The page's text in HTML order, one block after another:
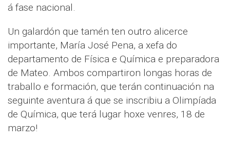
á fase nacional.
Un galardón que tamén ten outro alicerce
importante, María José Pena, a xefa do
departamento de Física e Química e preparadora
de Mateo. Ambos compartiron longas horas de
traballo e formación, que terán continuación na
seguinte aventura á que se inscribiu a Olimpíada
de Química, que terá lugar hoxe venres, 18 de
marzo!